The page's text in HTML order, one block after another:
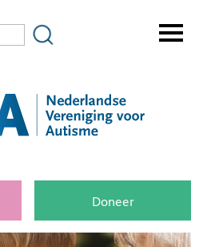
Doneer